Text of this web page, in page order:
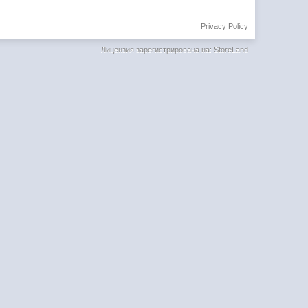
Privacy Policy
Лицензия зарегистрирована на: StoreLand